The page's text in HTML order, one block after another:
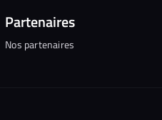
Partenaires
Nos partenaires